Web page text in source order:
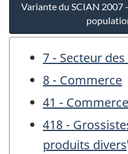
Variante du SCIAN 2007
7 - Secteur
8 - Commerce
41 -
418 -
produits divers